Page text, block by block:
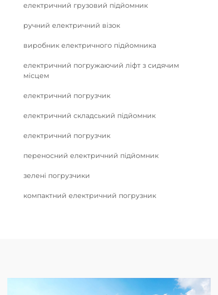
електричний грузовий підйомник
ручний електричний візок
виробник електричного підйомника
електричний погружаючий ліфт з сидячим
місцем
електричний погрузчик
електричний складський підйомник
електричний погрузчик
переносний електричний підйомник
зелені погрузчики
компактний електричний погрузник